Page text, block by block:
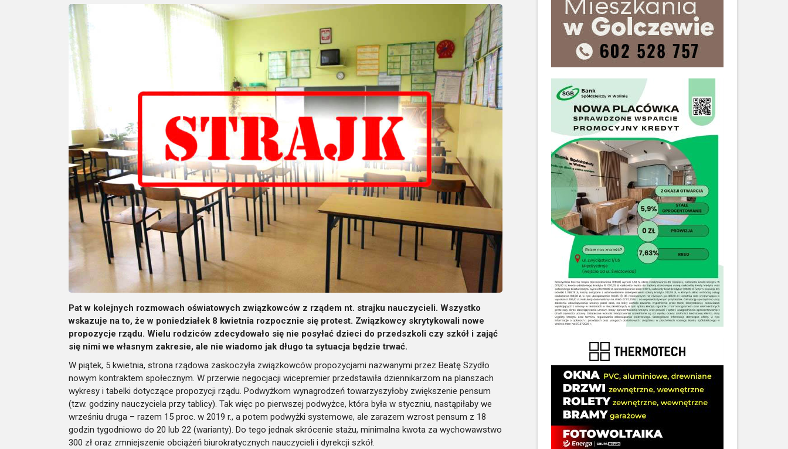
Pat w kolejnych rozmowach oświatowych związkowców z rządem nt. strajku nauczycieli. Wszystko
wskazuje na to, że w poniedziałek 8 kwietnia rozpocznie się protest. Związkowcy skrytykowali nowe
propozycje rządu. Wielu rodziców zdecydowało się nie posyłać dzieci do przedszkoli czy szkół i zająć
się nimi we własnym zakresie, ale nie wiadomo jak długo ta sytuacja będzie trwać.
W piątek, 5 kwietnia, strona rządowa zaskoczyła związkowców propozycjami nazwanymi przez Beatę Szydło
nowym kontraktem społecznym. W przerwie negocjacji wicepremier przedstawiła dziennikarzom na planszach
wykresy i tabelki dotyczące propozycji rządu. Podwyżkom wynagrodzeń towarzyszyłoby zwiększenie pensum
(tzw. godziny nauczyciela przy tablicy). Tak więc po pierwszej podwyżce, która była w styczniu, nastąpiłaby we
wrześniu druga – razem 15 proc. w 2019 r., a potem podwyżki systemowe, ale zarazem wzrost pensum z 18
godzin tygodniowo do 20 lub 22 (warianty). Do tego jednak skrócenie stażu, minimalna kwota za wychowawstwo
300 zł oraz zmniejszenie obciążeń biurokratycznych nauczycieli i dyrekcji szkół.